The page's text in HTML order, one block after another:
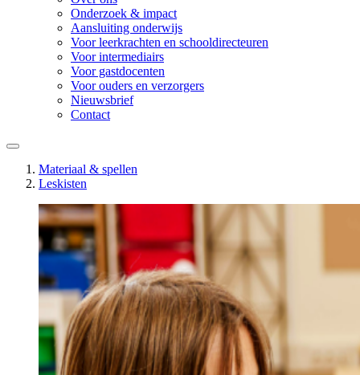
Onderzoek & impact
Aansluiting onderwijs
Voor leerkrachten en schooldirecteuren
Voor intermediairs
Voor gastdocenten
Voor ouders en verzorgers
Nieuwsbrief
Contact
Materiaal & spellen
Leskisten